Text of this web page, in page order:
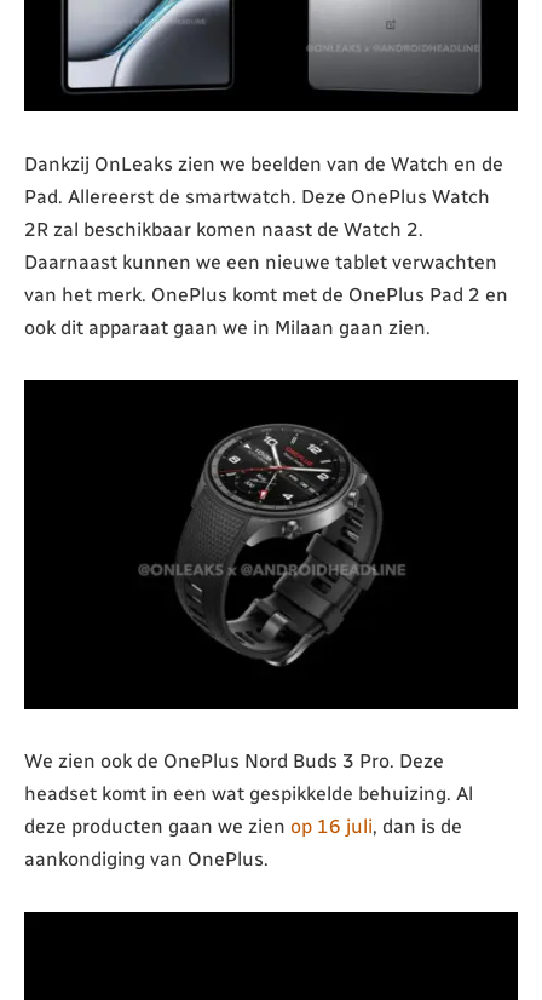
Dankzij OnLeaks zien we beelden van de Watch en de
Pad. Allereerst de smartwatch. Deze OnePlus Watch
2R zal beschikbaar komen naast de Watch 2.
Daarnaast kunnen we een nieuwe tablet verwachten
van het merk. OnePlus komt met de OnePlus Pad 2 en
ook dit apparaat gaan we in Milaan gaan zien.
We zien ook de OnePlus Nord Buds 3 Pro. Deze
headset komt in een wat gespikkelde behuizing. Al
deze producten gaan we zien op 16 juli, dan is de
aankondiging van OnePlus.